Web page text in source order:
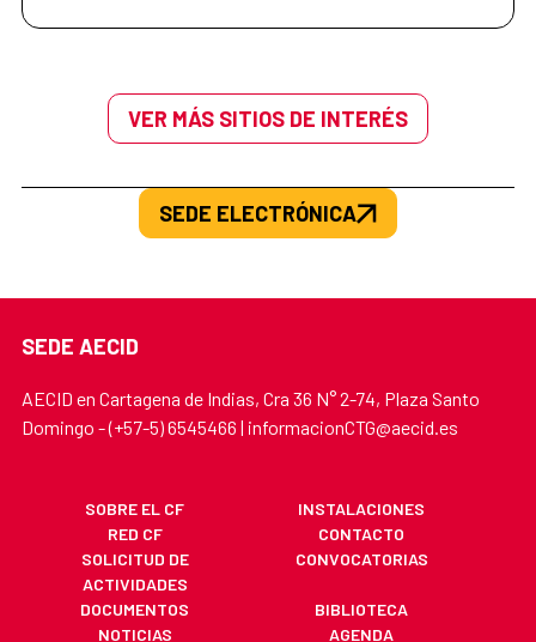
VER MÁS SITIOS DE INTERÉS
SEDE ELECTRÓNICA
SEDE AECID
AECID en Cartagena de Indias, Cra 36 N° 2-74, Plaza Santo
Domingo - (+57-5) 6545466 | informacionCTG@aecid.es
SOBRE EL CF
INSTALACIONES
RED CF
CONTACTO
SOLICITUD DE
ACTIVIDADES
CONVOCATORIAS
DOCUMENTOS
BIBLIOTECA
NOTICIAS
AGENDA